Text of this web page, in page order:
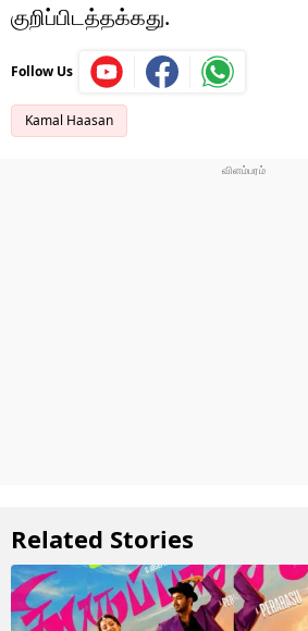
குறிப்பிடத்தக்கது.
Follow Us
Kamal Haasan
Related Stories